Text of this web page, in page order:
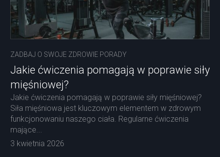
ZADBAJ O SWOJE ZDROWIE PORADY
Jakie ćwiczenia pomagają w poprawie siły
mięśniowej?
Jakie ćwiczenia pomagają w poprawie siły mięśniowej?
Siła mięśniowa jest kluczowym elementem w zdrowym
funkcjonowaniu naszego ciała. Regularne ćwiczenia
mające...
3 kwietnia 2026